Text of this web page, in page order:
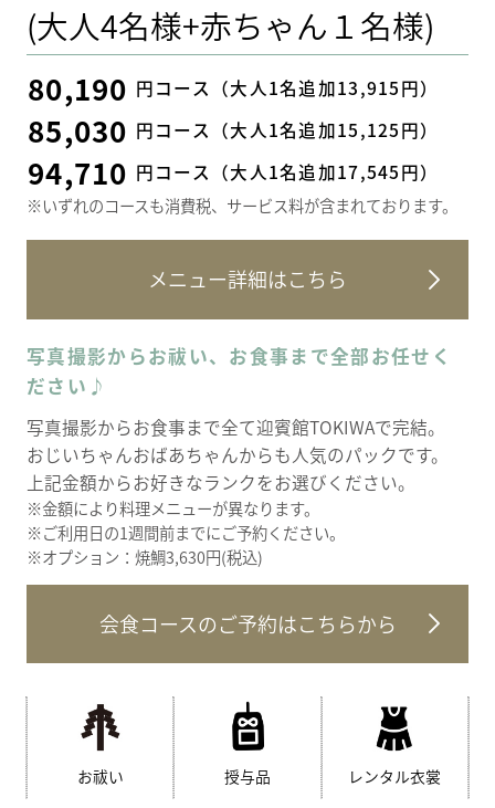
(大人4名様+赤ちゃん１名様)
80,190 円コース（大人1名追加13,915円）
85,030 円コース（大人1名追加15,125円）
94,710 円コース（大人1名追加17,545円）
※いずれのコースも消費税、サービス料が含まれております。
メニュー詳細はこちら
写真撮影からお祓い、お食事まで全部お任せく
ださい♪
写真撮影からお食事まで全て迎賓館TOKIWAで完結。
おじいちゃんおばあちゃんからも人気のパックです。
上記金額からお好きなランクをお選びください。
※金額により料理メニューが異なります。
※ご利用日の1週間前までにご予約ください。
※オプション：焼鯛3,630円(税込)
会食コースのご予約はこちらから
お祓い 授与品 レンタル衣裳